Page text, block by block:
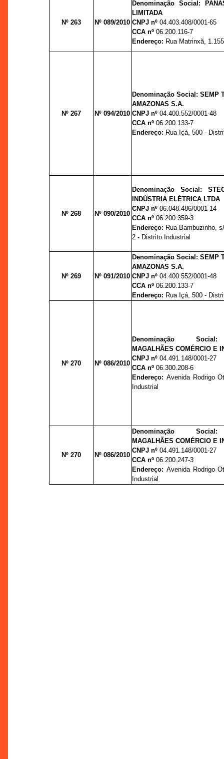
Nº 263 Nº 089/2010
Denominação Social:
LIMITADA
CNPJ nº04.403.408/0001-65
CCA nº 06.200.116-7
Endereço: Rua Matrinxã,
Nº 267 Nº 094/2010
Denominação Social: SEMP
AMAZONAS S.A.
CNPJ nº04.400.552/0001-48
CCA nº06.200.133-7
Endereço: Rua Içá, 500 -
Nº 268 Nº 090/2010
Denominação Social:
INDÚSTRIA ELÉTRICA LTDA
CNPJ nº06.048.486/0001-14
CCA nº06.200.359-3
Endereço: Rua Bambuzinho,
2 - Distrito Industrial
Nº 269 Nº 091/2010
Denominação Social: SEMP
AMAZONAS S.A.
CNPJ nº04.400.552/0001-48
CCA nº06.200.133-7
Endereço: Rua Içá, 500 -
Nº 270 Nº 086/2010
Denominação Social:
MAGALHÃES COMÉRCIO E
CNPJ nº04.491.148/0001-27
CCA nº06.300.208-6
Endereço: Avenida Rodrigo
Industrial
Nº 270 Nº 086/2010
Denominação Social:
MAGALHÃES COMÉRCIO E
CNPJ nº04.491.148/0001-27
CCA nº06.200.247-3
Endereço: Avenida Rodrigo
Industrial